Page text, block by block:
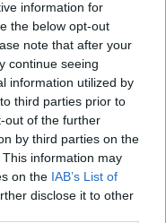
information for
the below opt-out
note that after your
continue seeing
information utilized by
third parties prior to
out of the further
by third parties on the
This information may
on the IAB’s List of
disclose it to other